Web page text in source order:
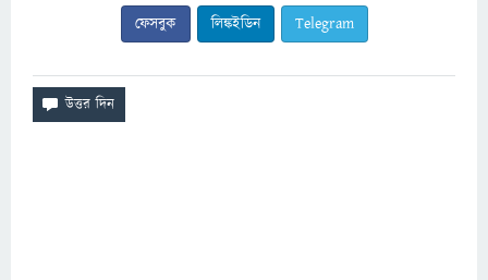
ফেসবুক লিঙ্কইডিন Telegram